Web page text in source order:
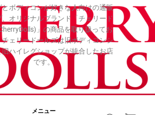
とボディコンが好きな人向けの通販
、オリジナルブランド「チェリード
」の商品を取り扱ってお
チェリードールズは旧ボディコンシ
旧ハイレグショップが統合したお店
です。
メニュー